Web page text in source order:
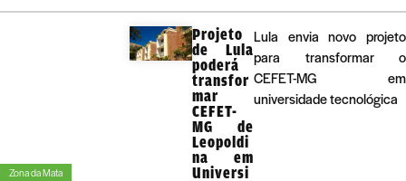
Zona da Mata
Projeto
de Lula
poderá
transfor
mar
CEFET-
MG de
Leopoldi
na em
Universi
Lula envia novo projeto
para transformar o
CEFET-MG em
universidade tecnológica